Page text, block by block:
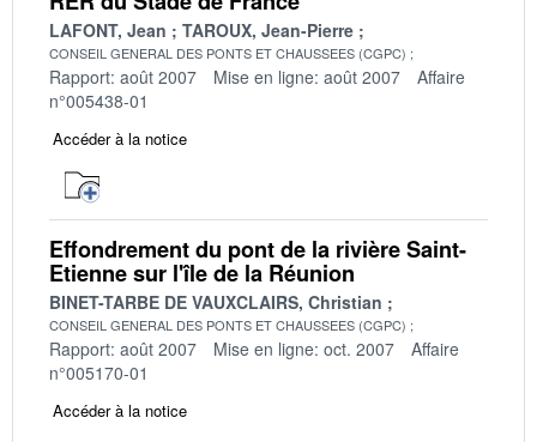
LAFONT, Jean TAROUX, Jean-Pierre
CONSEIL GENERAL DES PONTS ET CHAUSSEES (CGPC)
Rapport: août 2007 Mise en ligne: août 2007
Affaire
n°005438-01
Accéder à la notice
Effondrement du pont de la rivière Saint-
Etienne sur l'île de la Réunion
BINET-TARBE DE VAUXCLAIRS, Christian
CONSEIL GENERAL DES PONTS ET CHAUSSEES (CGPC)
Rapport: août 2007 Mise en ligne: oct. 2007
Affaire
n°005170-01
Accéder à la notice